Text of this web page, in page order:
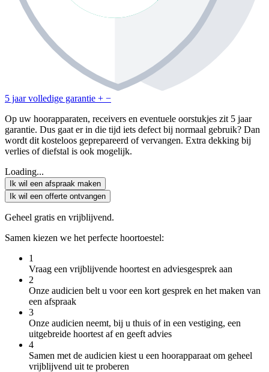
5 jaar volledige garantie + −
Op uw hoorapparaten, receivers en eventuele oorstukjes zit 5 jaar
garantie. Dus gaat er in die tijd iets defect bij normaal gebruik? Dan
wordt dit kosteloos geprepareerd of vervangen. Extra dekking bij
verlies of diefstal is ook mogelijk.
Loading...
Ik wil een afspraak maken
Ik wil een offerte ontvangen
Geheel gratis en vrijblijvend.
Samen kiezen we het perfecte hoortoestel:
1
Vraag een vrijblijvende hoortest en adviesgesprek aan
2
Onze audicien belt u voor een kort gesprek en het maken van
een afspraak
3
Onze audicien neemt, bij u thuis of in een vestiging, een
uitgebreide hoortest af en geeft advies
4
Samen met de audicien kiest u een hoorapparaat om geheel
vrijblijvend uit te proberen